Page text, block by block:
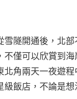
隧開通後，北
僅可以欣賞到
角兩天一夜遊
飯店，不論是想